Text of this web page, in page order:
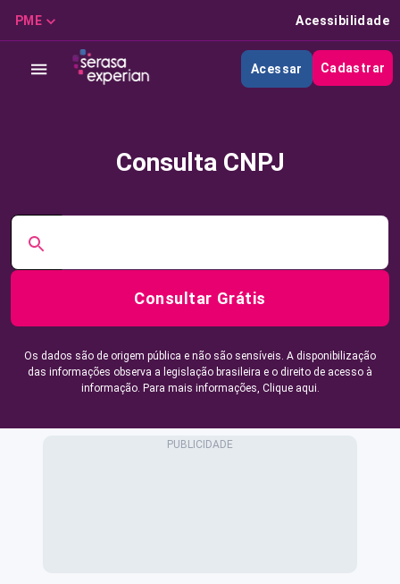
PME Acessibilidade
Acessar Cadastrar
Consulta CNPJ
Consultar Grátis
Os dados são de origem pública e não são sensíveis. A disponibilização
das informações observa a legislação brasileira e o direito de acesso à
informação. Para mais informações, Clique aqui.